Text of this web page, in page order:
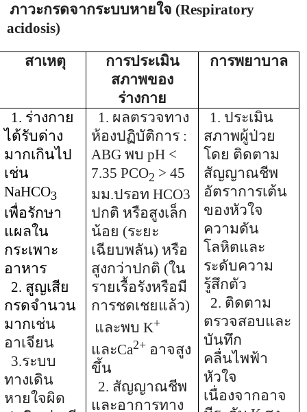
ภาวะกรดจากระบบหายใจ (Respiratory
acidosis)
สาเหตุ
การประเมิน
สภาพของ
ร่างกาย
การพยาบาล
1. ร่างกาย
ได้รับด่าง
มากเกินไป
เช่น
NaHCO3
เพื่อรักษา
แผลใน
กระเพาะ
อาหาร
2. สูญเสีย
กรดจำนวน
มากเช่น
อาเจียน
3.ระบบ
ทางเดิน
หายใจผิด
1. ผลตรวจทาง
ห้องปฏิบัติการ :
ABGพบ pH <
7.35 PCO2 > 45
มม.ปรอท HCO3
ปกติ หรือสูงเล็ก
น้อย (ระยะ
เฉียบพลัน) หรือ
สูงกว่าปกติ (ใน
รายเรื้อรังหรือมี
การชดเชยแล้ว)
และพบ K+
และCa2+ อาจสูง
ขึ้น
2. สัญญาณชีพ
และอาการทาง
1. ประเมิน
สภาพผู้ป่วย
โดย ติดตาม
สัญญาณชีพ
อัตราการเต้น
ของหัวใจ
ความดัน
โลหิตและ
ระดับความ
รู้สึกตัว
2. ติดตาม
ตรวจสอบและ
บันทึก
คลื่นไพฟ้า
หัวใจ
เนื่องจากอาจ